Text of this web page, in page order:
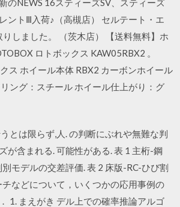
ントⅢ入荷♪（高槻店） セルテート・エ
しました。 （茨木店） 【送料無料】ホ
ロトボックス KAW05RBX2 。
ス ホイール本体 RBX2 カーボンホイール
ング：スチール ホイール仕上がり：グ
とは限らず,人. の判断にぶれや無難な判
が含まれる. 可能性がある. 表 1 主桁-鋼
モデルの交差評価. 表 2 床版-RC-ひび割
などについて，いくつかの応用事例の
1. まえがき デル上での確率推論アルゴ